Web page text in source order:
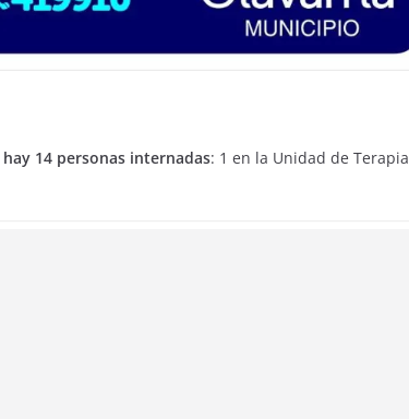
14 personas internadas: 1 en la Unidad de Terapia